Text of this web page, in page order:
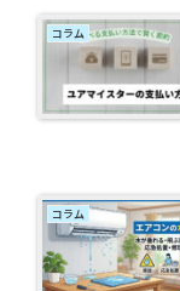
コラム
コラム